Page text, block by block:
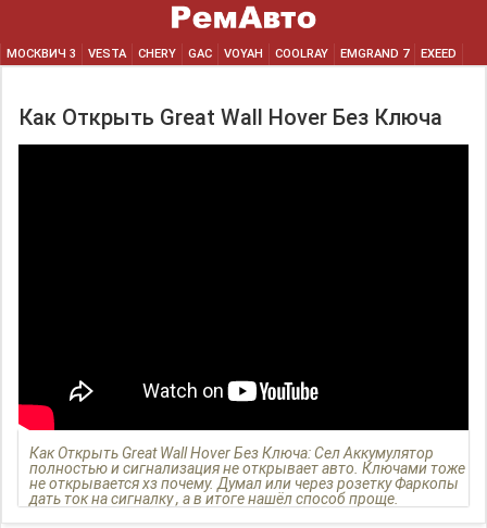
МОСКВИЧ 3 VESTA CHERY GAC VOYAH COOLRAY EMGRAND 7 EXEED
Как Открыть Great Wall Hover Без Ключа
Как Открыть Great Wall Hover Без Ключа: Сел Аккумулятор
полностью и сигнализация не открывает авто. Ключами тоже
не открывается хз почему. Думал или через розетку Фаркопы
дать ток на сигналку , а в итоге нашёл способ проще.